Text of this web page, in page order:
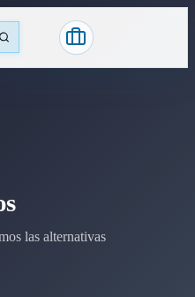
las alternativas